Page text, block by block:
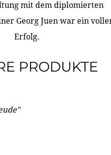
mit dem diplomierten
Georg Juen war ein
Erfolg.
PRODUKTE